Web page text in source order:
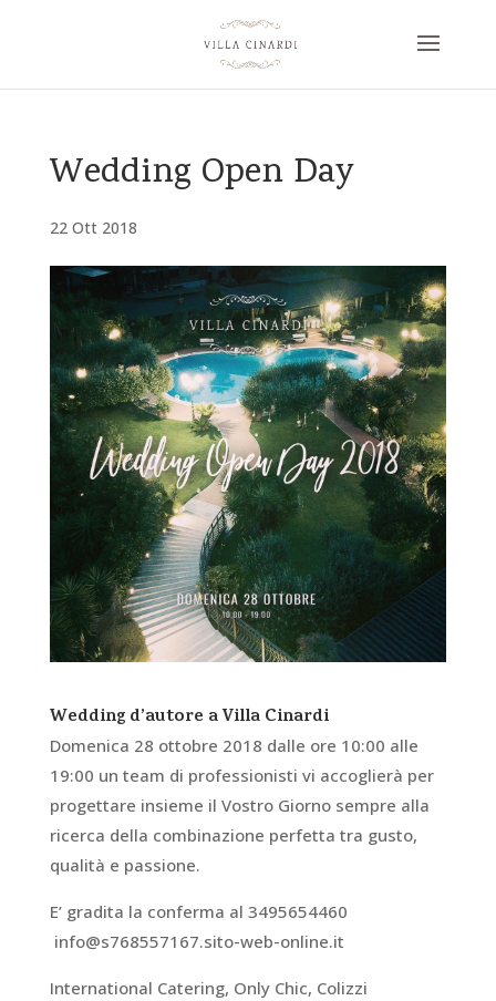
Wedding Open Day
22 Ott 2018
Wedding d’autore a Villa Cinardi
Domenica 28 ottobre 2018 dalle ore 10:00 alle
19:00 un team di professionisti vi accoglierà per
progettare insieme il Vostro Giorno sempre alla
ricerca della combinazione perfetta tra gusto,
qualità e passione.
E’ gradita la conferma al 3495654460
info@s768557167.sito-web-online.it
International Catering, Only Chic, Colizzi